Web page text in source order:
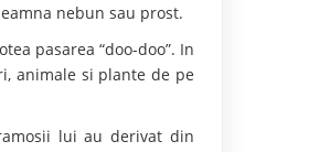
nebun sau prost.
pasarea “doo-doo”. In
animale si plante de pe
lui au derivat din